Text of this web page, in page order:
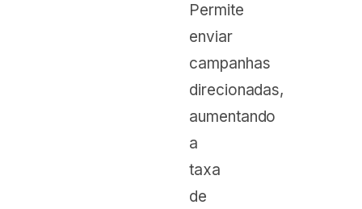
Permite
enviar
campanhas
direcionadas,
aumentando
a
taxa
de